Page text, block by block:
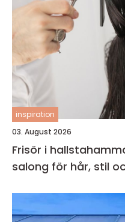
inspiration
03. August 2026
Frisör i hallstahammar så väljer du
salong för hår, stil